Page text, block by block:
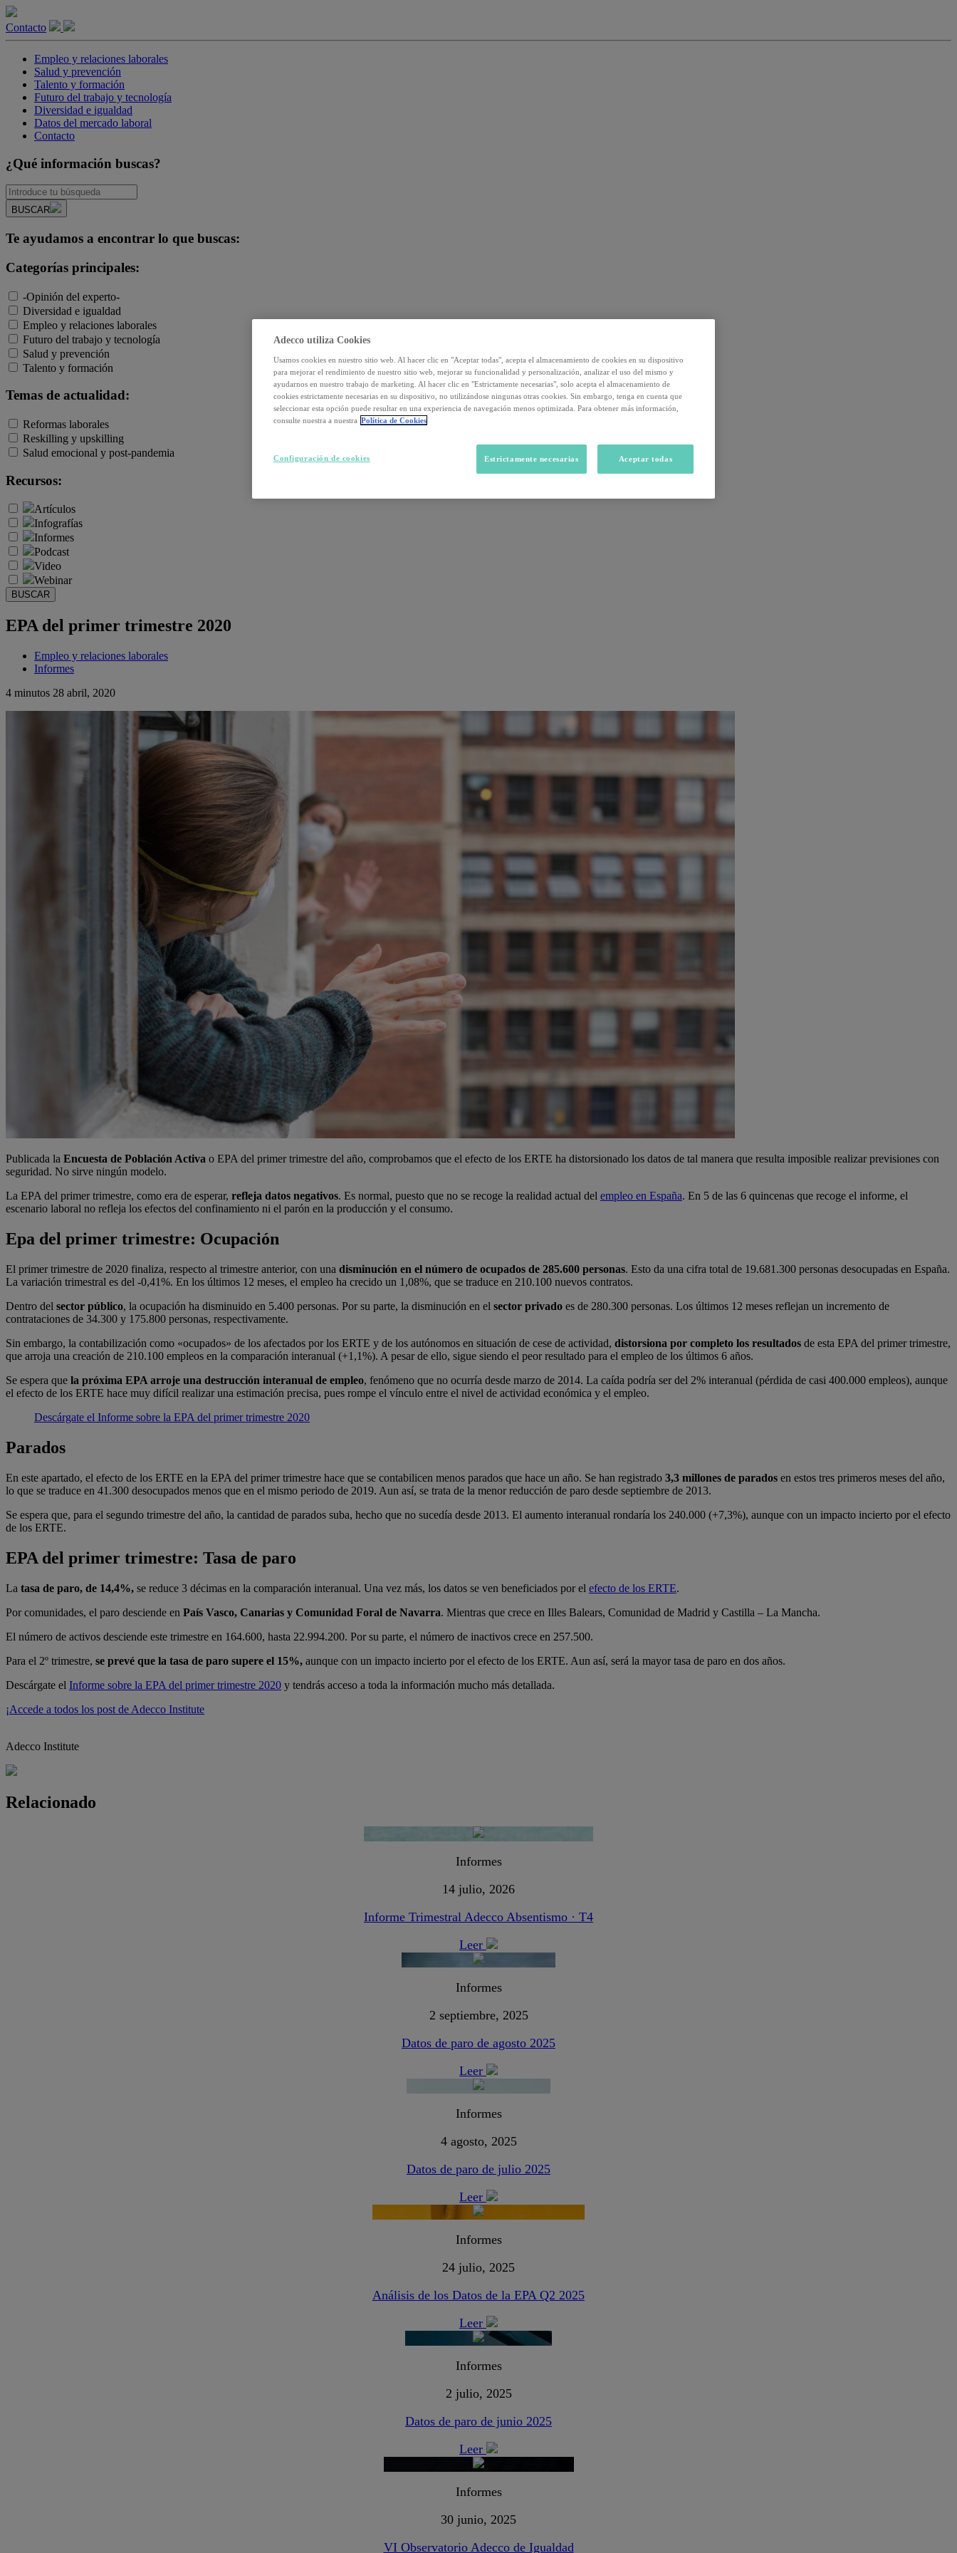
Contacto
Empleo y relaciones laborales
Salud y prevención
Talento y formación
Futuro del trabajo y tecnología
Diversidad e igualdad
Datos del mercado laboral
Contacto
¿Qué información buscas?
BUSCAR
Te ayudamos a encontrar lo que buscas:
Categorías principales:
-Opinión del experto-
Diversidad e igualdad
Empleo y relaciones laborales
Futuro del trabajo y tecnología
Salud y prevención
Talento y formación
Temas de actualidad:
Reformas laborales
Reskilling y upskilling
Salud emocional y post-pandemia
Recursos:
Artículos
Infografías
Informes
Podcast
Video
Webinar
BUSCAR
EPA del primer trimestre 2020
Empleo y relaciones laborales
Informes
4 minutos 28 abril, 2020
Publicada la Encuesta de Población Activa o EPA del primer trimestre del año, comprobamos que el efecto de los ERTE ha distorsionado los datos de tal manera que resulta imposible realizar previsiones con
seguridad. No sirve ningún modelo.
La EPA del primer trimestre, como era de esperar, refleja datos negativos. Es normal, puesto que no se recoge la realidad actual del empleo en España. En 5 de las 6 quincenas que recoge el informe, el
escenario laboral no refleja los efectos del confinamiento ni el parón en la producción y el consumo.
Epa del primer trimestre: Ocupación
El primer trimestre de 2020 finaliza, respecto al trimestre anterior, con una disminución en el número de ocupados de 285.600 personas. Esto da una cifra total de 19.681.300 personas desocupadas en España.
La variación trimestral es del -0,41%. En los últimos 12 meses, el empleo ha crecido un 1,08%, que se traduce en 210.100 nuevos contratos.
Dentro del sector público, la ocupación ha disminuido en 5.400 personas. Por su parte, la disminución en el sector privado es de 280.300 personas. Los últimos 12 meses reflejan un incremento de
contrataciones de 34.300 y 175.800 personas, respectivamente.
Sin embargo, la contabilización como «ocupados» de los afectados por los ERTE y de los autónomos en situación de cese de actividad, distorsiona por completo los resultados de esta EPA del primer trimestre,
que arroja una creación de 210.100 empleos en la comparación interanual (+1,1%). A pesar de ello, sigue siendo el peor resultado para el empleo de los últimos 6 años.
Se espera que la próxima EPA arroje una destrucción interanual de empleo, fenómeno que no ocurría desde marzo de 2014. La caída podría ser del 2% interanual (pérdida de casi 400.000 empleos), aunque
el efecto de los ERTE hace muy difícil realizar una estimación precisa, pues rompe el vínculo entre el nivel de actividad económica y el empleo.
Descárgate el Informe sobre la EPA del primer trimestre 2020
Parados
En este apartado, el efecto de los ERTE en la EPA del primer trimestre hace que se contabilicen menos parados que hace un año. Se han registrado 3,3 millones de parados en estos tres primeros meses del año,
lo que se traduce en 41.300 desocupados menos que en el mismo periodo de 2019. Aun así, se trata de la menor reducción de paro desde septiembre de 2013.
Se espera que, para el segundo trimestre del año, la cantidad de parados suba, hecho que no sucedía desde 2013. El aumento interanual rondaría los 240.000 (+7,3%), aunque con un impacto incierto por el efecto
de los ERTE.
EPA del primer trimestre: Tasa de paro
La tasa de paro, de 14,4%, se reduce 3 décimas en la comparación interanual. Una vez más, los datos se ven beneficiados por el efecto de los ERTE.
Por comunidades, el paro desciende en País Vasco, Canarias y Comunidad Foral de Navarra. Mientras que crece en Illes Balears, Comunidad de Madrid y Castilla – La Mancha.
El número de activos desciende este trimestre en 164.600, hasta 22.994.200. Por su parte, el número de inactivos crece en 257.500.
Para el 2º trimestre, se prevé que la tasa de paro supere el 15%, aunque con un impacto incierto por el efecto de los ERTE. Aun así, será la mayor tasa de paro en dos años.
Descárgate el Informe sobre la EPA del primer trimestre 2020 y tendrás acceso a toda la información mucho más detallada.
¡Accede a todos los post de Adecco Institute
Adecco Institute
Relacionado
Informes
14 julio, 2026
Informe Trimestral Adecco Absentismo · T4
Leer
Informes
2 septiembre, 2025
Datos de paro de agosto 2025
Leer
Informes
4 agosto, 2025
Datos de paro de julio 2025
Leer
Informes
24 julio, 2025
Análisis de los Datos de la EPA Q2 2025
Leer
Informes
2 julio, 2025
Datos de paro de junio 2025
Leer
Informes
30 junio, 2025
VI Observatorio Adecco de Igualdad
Adecco utiliza Cookies
Usamos cookies en nuestro sitio web. Al hacer clic en "Aceptar todas", acepta el almacenamiento de cookies en su dispositivo
para mejorar el rendimiento de nuestro sitio web, mejorar su funcionalidad y personalización, analizar el uso del mismo y
ayudarnos en nuestro trabajo de marketing. Al hacer clic en "Estrictamente necesarias", solo acepta el almacenamiento de
cookies estrictamente necesarias en su dispositivo, no utilizándose ningunas otras cookies. Sin embargo, tenga en cuenta que
seleccionar esta opción puede resultar en una experiencia de navegación menos optimizada. Para obtener más información,
consulte nuestra a nuestra Política de Cookies
Estrictamente necesarias Aceptar todas
Configuración de cookies